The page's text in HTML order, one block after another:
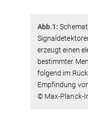
Abb.1:
erzeugt einen
bestimmter
folgend im
Empfindung
© Max-Planck-